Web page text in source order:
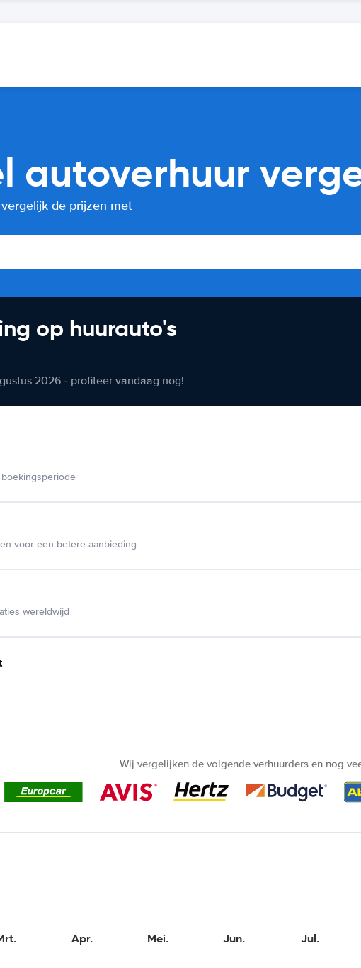
autoverhuur
de prijzen met
op huurauto's
2026 - profiteer vandaag nog!
voor een betere aanbieding
wereldwijd
Wij vergelijken de volgende verhuurders en nog
Apr. Mei. Jun. Jul.